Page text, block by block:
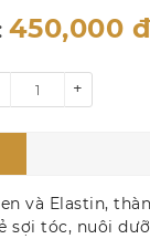
450,000 đ
+
và Elastin,
sợi tóc, nuôi